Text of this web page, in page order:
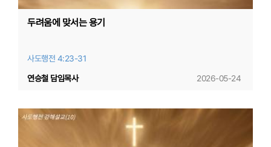
두려움에 맞서는 용기
사도행전 4:23-31
2026-05-24
연승철 담임목사